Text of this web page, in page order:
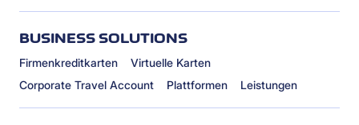
BUSINESS SOLUTIONS
Firmenkreditkarten
Virtuelle Karten
Corporate Travel Account
Plattformen Leistungen